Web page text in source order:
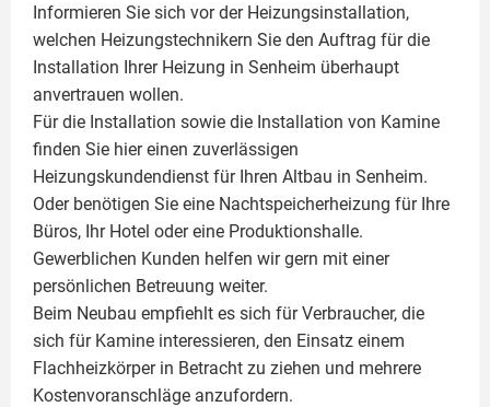
Informieren Sie sich vor der Heizungsinstallation,
welchen Heizungstechnikern Sie den Auftrag für die
Installation Ihrer Heizung in Senheim überhaupt
anvertrauen wollen.
Für die Installation sowie die Installation von Kamine
finden Sie hier einen zuverlässigen
Heizungskundendienst für Ihren Altbau in Senheim.
Oder benötigen Sie eine Nachtspeicherheizung für Ihre
Büros, Ihr Hotel oder eine Produktionshalle.
Gewerblichen Kunden helfen wir gern mit einer
persönlichen Betreuung weiter.
Beim Neubau empfiehlt es sich für Verbraucher, die
sich für Kamine interessieren, den Einsatz einem
Flachheizkörperin Betracht zu ziehen und mehrere
Kostenvoranschläge anzufordern.